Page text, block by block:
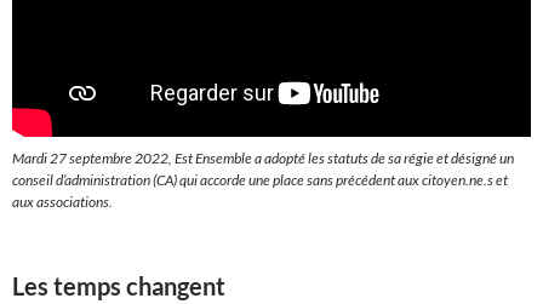
Mardi 27 septembre 2022, Est Ensemble a adopté les statuts de sa régie et désigné un
conseil d’administration (CA) qui accorde une place sans précédent aux citoyen.ne.s et
aux associations.
Les temps changent